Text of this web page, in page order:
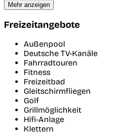
Mehr anzeigen
Freizeitangebote
Außenpool
Deutsche TV-Kanäle
Fahrradtouren
Fitness
Freizeitbad
Gleitschirmfliegen
Golf
Grillmöglichkeit
Hifi-Anlage
Klettern